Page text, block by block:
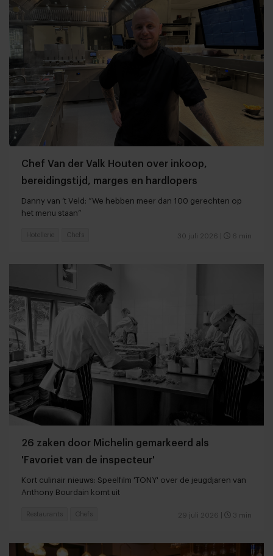
Chef Van der Valk Houten over inkoop,
bereidingstijd, marges en hardlopers
Danny van ‘t Veld: “We hebben meer dan 100 gerechten op
het menu staan”
30 juli 2026 6 min
Hotellerie Chefs
26 zaken door Michelin gemarkeerd als
'Favoriet van de inspecteur'
Kort culinair nieuws: Speelfilm 'TONY' over de jeugdjaren van
Anthony Bourdain komt uit
29 juli 2026 3 min
Restaurants Chefs